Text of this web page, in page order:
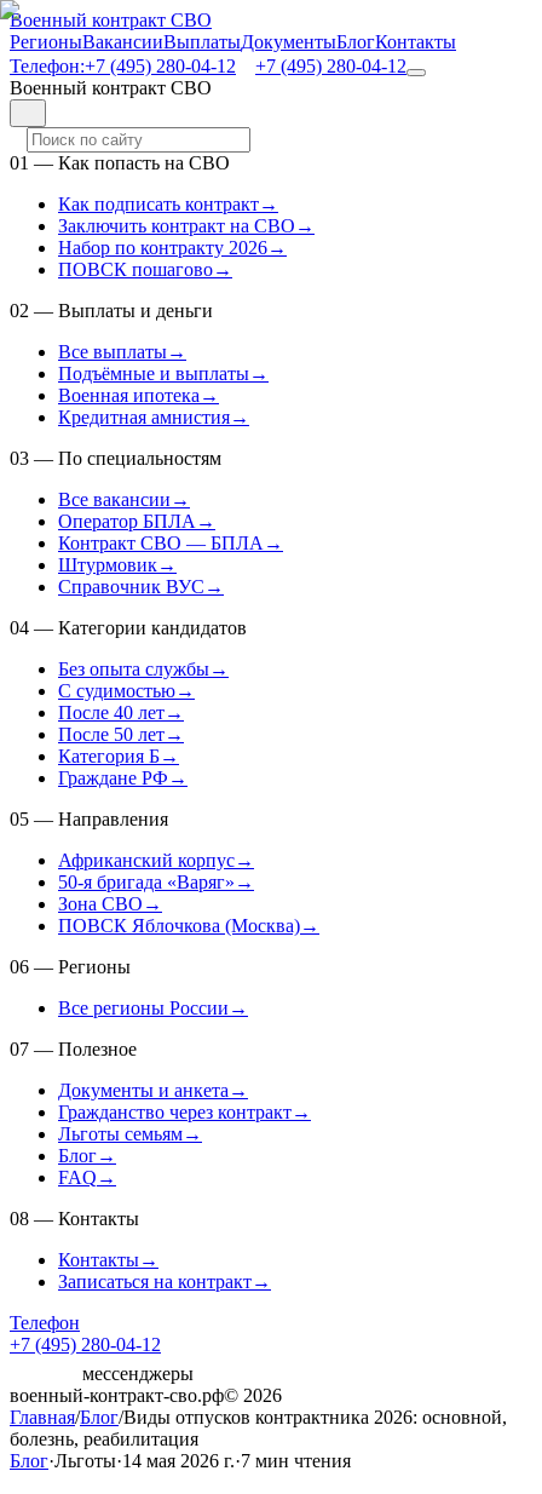
Военный контракт СВО
РегионыВакансииВыплатыДокументыБлогКонтакты
Телефон:+7 (495) 280-04-12
+7 (495) 280-04-12
Военный контракт СВО
01 — Как попасть на СВО
Как подписать контракт→
Заключить контракт на СВО →
Набор по контракту 2026→
ПОВСК пошагово→
02 — Выплаты и деньги
Все выплаты→
Подъёмные и выплаты→
Военная ипотека →
Кредитная амнистия→
03 — По специальностям
Все вакансии →
Оператор БПЛА →
Контракт СВО — БПЛА →
Штурмовик→
Справочник ВУС →
04 — Категории кандидатов
Без опыта службы→
С судимостью→
После 40 лет→
После 50 лет→
Категория Б→
Граждане РФ →
05 — Направления
Африканский корпус→
50-я бригада «Варяг» →
Зона СВО →
ПОВСК Яблочкова (Москва)→
06 — Регионы
Все регионы России →
07 — Полезное
Документы и анкета →
Гражданство через контракт→
Льготы семьям→
Блог→
FAQ →
08 — Контакты
Контакты→
Записаться на контракт→
Телефон
+7 (495) 280-04-12
мессенджеры
военный-контракт-сво.рф© 2026
Главная/Блог/Виды отпусков контрактника 2026: основной,
болезнь, реабилитация
Блог·Льготы·14 мая 2026 г.·7 мин чтения